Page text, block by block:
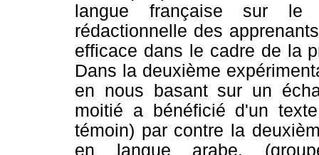
langue française sur le
rédactionnelle des
efficace dans le cadre de la
Dans la deuxième
en nous basant sur un
moitié a bénéficié d'un
témoin) par contre la
en langue arabe,